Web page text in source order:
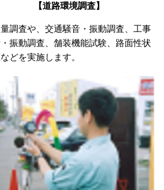
【道路環境調査】
調査や、交通騒音・振動調査、工事
振動調査、舗装機能試験、路面性状
どを実施します。